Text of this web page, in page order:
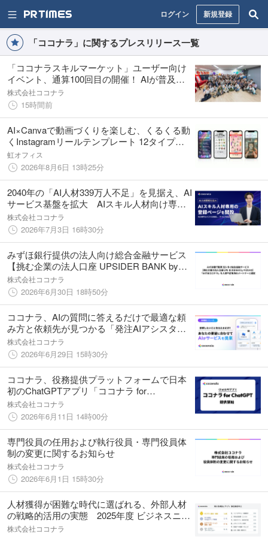
ログイン 新規登録
「ココナラ」に関するプレスリリース一覧
「ココナラスキルマーケット」ユーザー向け
イベント、通算100回目の開催！ AIが普及す
る今だからこそ、熱量と共創を育む場へ
株式会社ココナラ
15時間前
AI×Canvaで動画づくりを楽しむ、くるくる動
くInstagramリールテンプレート 12タイプ診
断に新作追加
虹オフィス
2026年8月6日 13時25分
2040年の「AI人材339万人不足」を見据え、AI
サービス基盤を拡大 AIスキル人材向け専用
ページを開設、10の専門カテゴリも新設へ
株式会社ココナラ
2026年7月3日 16時30分
みずほ銀行提供の法人向け総合金融サービス
【挑む企業の法人口座 UPSIDER BANK by
MIZUHO】において、当社子会社「みずほコ
コナラ」を人材不足解決のパートナーに選定
株式会社ココナラ
2026年6月30日 18時50分
ココナラ、AIの質問に答えるだけで最適な頼
み方と依頼先が見つかる「発注AIアシスタン
ト」を提供開始
株式会社ココナラ
2026年6月29日 15時30分
ココナラ、役務提供プラットフォームで日本
初のChatGPTアプリ「ココナラ for
ChatGPT」を提供開始
株式会社ココナラ
2026年6月11日 14時00分
専門役員の任用および執行役員・専門役員体
制の変更に関するお知らせ
株式会社ココナラ
2026年6月1日 15時30分
人材獲得が困難な時代に選ばれる、外部人材
の戦略的活用の実態 2025年度 ビジネスニー
ズに関するトレンド調査レポートを公開
株式会社ココナラ